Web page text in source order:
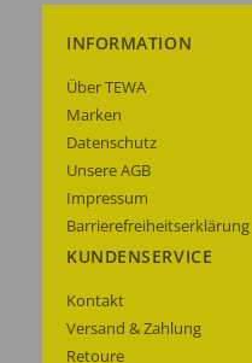
INFORMATION
Über TEWA
Marken
Datenschutz
Unsere AGB
Impressum
Barrierefreiheitserklärung
KUNDENSERVICE
Kontakt
Versand & Zahlung
Retoure